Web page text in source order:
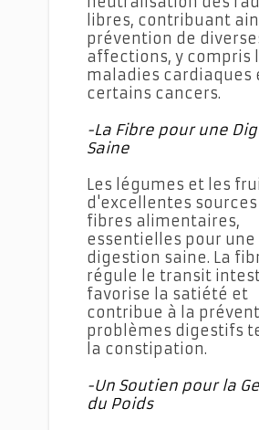
libres, contribuant
prévention de
affections, y compris
maladies cardiaques
certains cancers.
-La Fibre pour une
Saine
Les légumes et les
d'excellentes sources
fibres alimentaires,
essentielles pour une
digestion saine. La
régule le transit
favorise la satiété et
contribue à la
problèmes digestifs
la constipation.
-Un Soutien pour la
du Poids